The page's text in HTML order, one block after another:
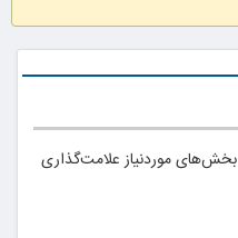
بخش‌های موردنیاز علامت‌گذاری